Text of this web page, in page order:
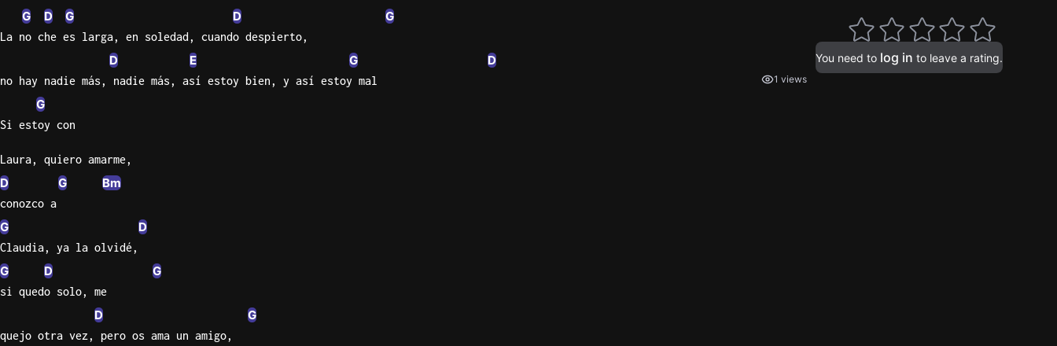
Heaven's
Door
G D G D G
La no che es larga, en soledad, cuando despierto,
D E G D
no hay nadie más, nadie más, así estoy bien, y así estoy mal
G
Si estoy con
Laura, quiero amarme,
D G Bm
conozco a
G D
Claudia, ya la olvidé,
G D G
si quedo solo, me
D G
quejo otra vez, pero os ama un amigo,
You need to log in to leave a rating.
1 views